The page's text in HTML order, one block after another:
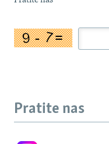
Pratite nas